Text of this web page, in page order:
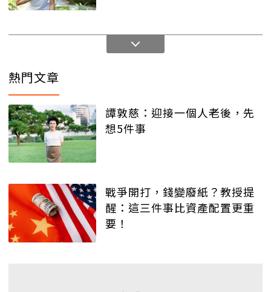
熱門文章
譚敦慈：迎接一個人老後，先
想5件事
戰爭開打，錢變廢紙？教授提
醒：這三件事比資產配置更重
要！